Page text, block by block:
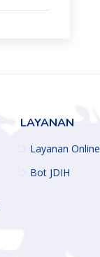
LAYANAN
Layanan Online
Bot JDIH